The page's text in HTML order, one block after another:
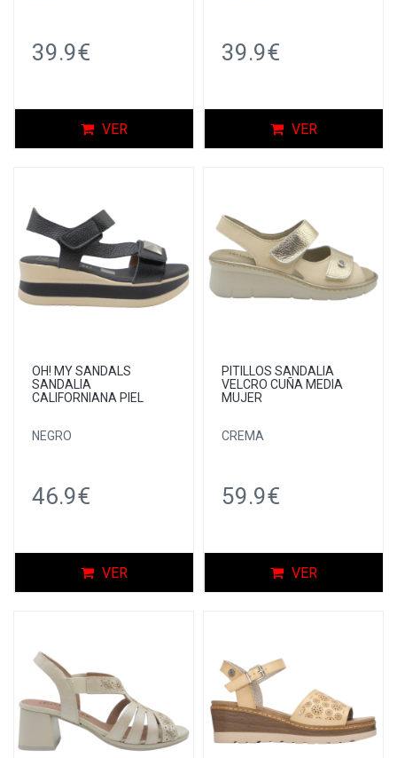
39.9€
VER
39.9€
VER
OH! MY SANDALS
SANDALIA
CALIFORNIANA PIEL
NEGRO
46.9€
VER
PITILLOS SANDALIA
VELCRO CUÑA MEDIA
MUJER
CREMA
59.9€
VER